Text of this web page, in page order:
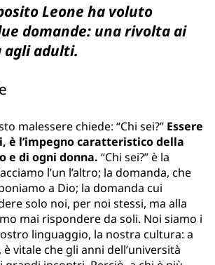
Leone ha voluto
domande: una rivolta ai
agli adulti.
malessere chiede: “Chi sei?” Essere
è l’impegno caratteristico della
e di ogni donna. “Chi sei?” è la
l’un l’altro; la domanda, che
a Dio; la domanda cui
solo noi, per noi stessi, ma alla
mai rispondere da soli. Noi siamo i
linguaggio, la nostra cultura: a
vitale che gli anni dell’università